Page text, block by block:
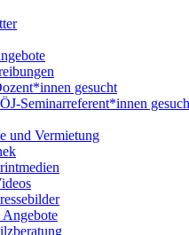
gesucht
Seminarreferent*innen
und Vermietung
Angebote